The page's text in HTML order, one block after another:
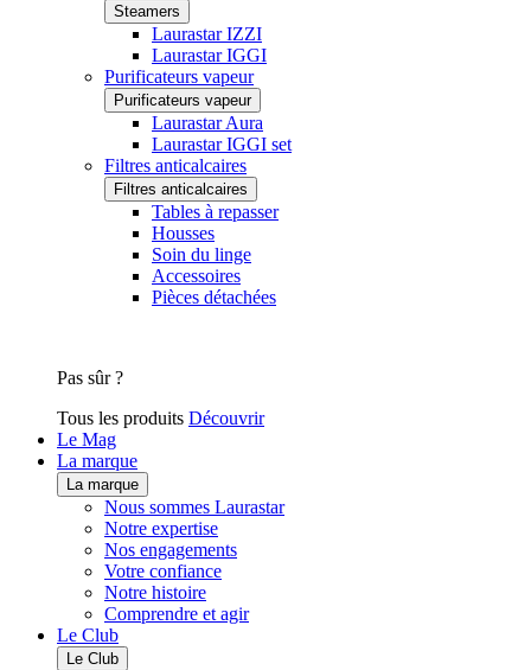
Steamers
Laurastar IZZI
Laurastar IGGI
Purificateurs vapeur
Purificateurs vapeur
Laurastar Aura
Laurastar IGGI set
Filtres anticalcaires
Filtres anticalcaires
Tables à repasser
Housses
Soin du linge
Accessoires
Pièces détachées
Pas sûr ?
Tous les produits Découvrir
Le Mag
La marque
La marque
Nous sommes Laurastar
Notre expertise
Nos engagements
Votre confiance
Notre histoire
Comprendre et agir
Le Club
Le Club